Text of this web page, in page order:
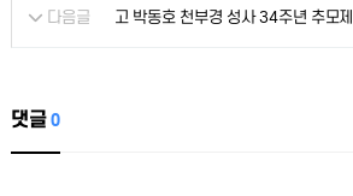
다음글 고 박동호 천부경 성사 34주년 추모제
댓글0